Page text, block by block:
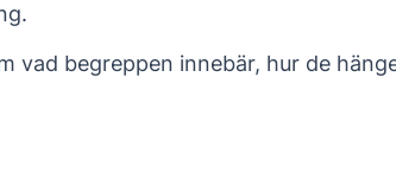
vad begreppen innebär, hur de